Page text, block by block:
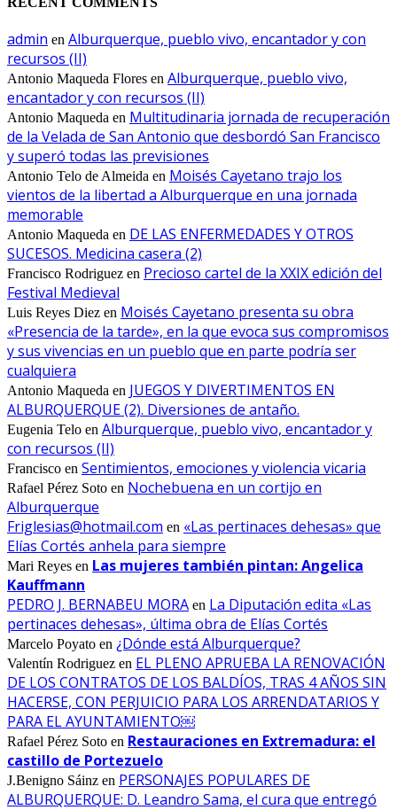
admin en Alburquerque, pueblo vivo, encantador y con
recursos (II)
Antonio Maqueda Flores en Alburquerque, pueblo vivo,
encantador y con recursos (II)
Antonio Maqueda en Multitudinaria jornada de recuperación
de la Velada de San Antonio que desbordó San Francisco
y superó todas las previsiones
Antonio Telo de Almeida en Moisés Cayetano trajo los
vientos de la libertad a Alburquerque en una jornada
memorable
Antonio Maqueda en DE LAS ENFERMEDADES Y OTROS
SUCESOS. Medicina casera (2)
Francisco Rodriguez en Precioso cartel de la XXIX edición del
Festival Medieval
Luis Reyes Diez en Moisés Cayetano presenta su obra
«Presencia de la tarde», en la que evoca sus compromisos
y sus vivencias en un pueblo que en parte podría ser
cualquiera
Antonio Maqueda en JUEGOS Y DIVERTIMENTOS EN
ALBURQUERQUE (2). Diversiones de antaño.
Eugenia Telo en Alburquerque, pueblo vivo, encantador y
con recursos (II)
Francisco en Sentimientos, emociones y violencia vicaria
Rafael Pérez Soto en Nochebuena en un cortijo en
Alburquerque
Friglesias@hotmail.com en «Las pertinaces dehesas» que
Elías Cortés anhela para siempre
Mari Reyes en Las mujeres también pintan: Angelica
Kauffmann
PEDRO J. BERNABEU MORA en La Diputación edita «Las
pertinaces dehesas», última obra de Elías Cortés
Marcelo Poyato en ¿Dónde está Alburquerque?
Valentín Rodriguez en EL PLENO APRUEBA LA RENOVACIÓN
DE LOS CONTRATOS DE LOS BALDÍOS, TRAS 4 AÑOS SIN
HACERSE, CON PERJUICIO PARA LOS ARRENDATARIOS Y
PARA EL AYUNTAMIENTO￼
Rafael Pérez Soto en Restauraciones en Extremadura: el
castillo de Portezuelo
J.Benigno Sáinz en PERSONAJES POPULARES DE
ALBURQUERQUE: D. Leandro Sama, el cura que entregó